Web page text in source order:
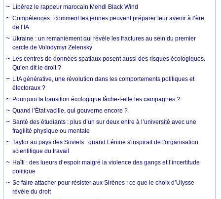
Libérez le rappeur marocain Mehdi Black Wind
Compétences : comment les jeunes peuvent préparer leur avenir à l’ère
de l’IA
Ukraine : un remaniement qui révèle les fractures au sein du premier
cercle de Volodymyr Zelensky
Les centres de données spatiaux posent aussi des risques écologiques.
Qu’en dit le droit ?
L’IA générative, une révolution dans les comportements politiques et
électoraux ?
Pourquoi la transition écologique fâche-t-elle les campagnes ?
Quand l’État vacille, qui gouverne encore ?
Santé des étudiants : plus d’un sur deux entre à l’université avec une
fragilité physique ou mentale
Taylor au pays des Soviets : quand Lénine s'inspirait de l'organisation
scientifique du travail
Haïti : des lueurs d’espoir malgré la violence des gangs et l’incertitude
politique
Se faire attacher pour résister aux Sirènes : ce que le choix d’Ulysse
révèle du droit